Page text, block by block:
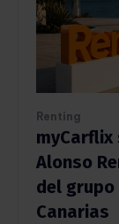
Renting
myCarflix
Alonso
del
Canarias